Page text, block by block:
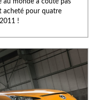
au monde a coûté pas
acheté pour quatre
!